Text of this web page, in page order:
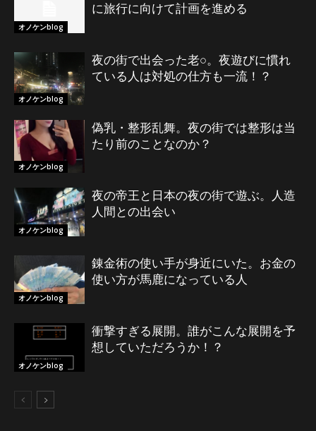
オノケンblog
に旅行に向けて計画を進める
オノケンblog
夜の街で出会った老○。夜遊びに慣れ
ている人は対処の仕方も一流！？
オノケンblog
偽乳・整形乱舞。夜の街では整形は当
たり前のことなのか？
オノケンblog
夜の帝王と日本の夜の街で遊ぶ。人造
人間との出会い
オノケンblog
錬金術の使い手が身近にいた。お金の
使い方が馬鹿になっている人
オノケンblog
衝撃すぎる展開。誰がこんな展開を予
想していただろうか！？